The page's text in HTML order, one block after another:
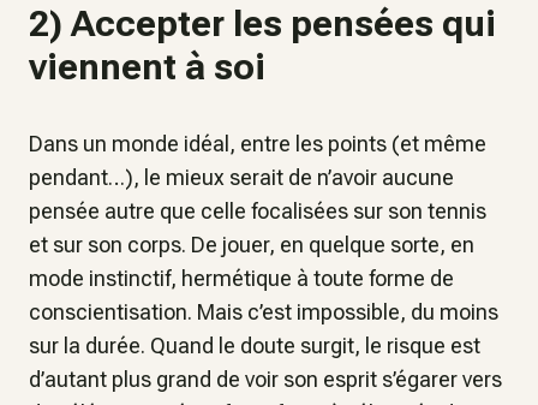
2) Accepter les pensées qui
viennent à soi
Dans un monde idéal, entre les points (et même
pendant…), le mieux serait de n’avoir aucune
pensée autre que celle focalisées sur son tennis
et sur son corps. De jouer, en quelque sorte, en
mode instinctif, hermétique à toute forme de
conscientisation. Mais c’est impossible, du moins
sur la durée. Quand le doute surgit, le risque est
d’autant plus grand de voir son esprit s’égarer vers